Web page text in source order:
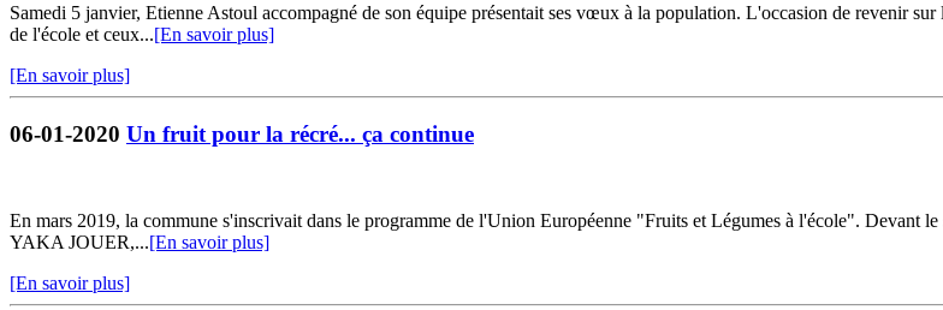
Samedi 5 janvier, Etienne Astoul accompagné de son équipe présentait ses vœux à la population. L'occasion de revenir
de l'école et ceux...[En savoir plus]
[En savoir plus]
06-01-2020 Un fruit pour la récré... ça continue
En mars 2019, la commune s'inscrivait dans le programme de l'Union Européenne "Fruits et Légumes à l'école". Devant le
YAKA JOUER,...[En savoir plus]
[En savoir plus]